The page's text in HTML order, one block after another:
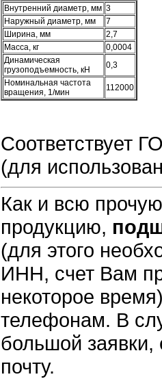
Внутренний диаметр, мм 3
Наружный диаметр, мм
7
Ширина, мм
2,7
Масса, кг
0,0004
Динамическая
грузоподъемность, кН
0,3
Номинальная частота
вращения, 1/мин
112000
Соответствует
(для
Как и всю прочую
продукцию,
(для этого
ИНН, счет Вам
некоторое
телефонам. В
большой заявки,
почту.